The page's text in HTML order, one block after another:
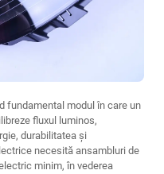
fundamental modul în care un
fluxul luminos,
durabilitatea și
necesită ansambluri de
minim, în vederea